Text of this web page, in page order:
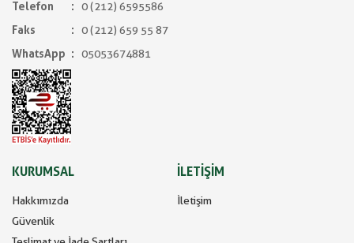
Telefon
0 (212) 6595586
Faks
0 (212) 659 55 87
WhatsApp
05053674881
KURUMSAL
Hakkımızda
Güvenlik
İLETİŞİM
İletişim